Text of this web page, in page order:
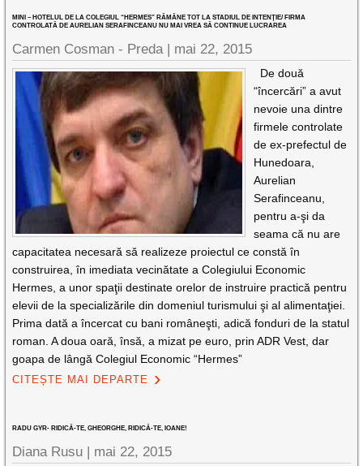
MINI – HOTELUL DE LA COLEGIUL “HERMES” RĂMÂNE TOT LA STADIUL DE INTENŢIE/ FIRMA
CONTROLATĂ DE AURELIAN SERAFINCEANU NU MAI VREA SĂ CONTINUE LUCRAREA
Carmen Cosman - Preda | mai 22, 2015
De două
“încercări” a avut
nevoie una dintre
firmele controlate
de ex-prefectul de
Hunedoara,
Aurelian
Serafinceanu,
pentru a-şi da
seama că nu are
capacitatea necesară să realizeze proiectul ce constă în
construirea, în imediata vecinătate a Colegiului Economic
Hermes, a unor spaţii destinate orelor de instruire practică pentru
elevii de la specializările din domeniul turismului şi al alimentaţiei.
Prima dată a încercat cu bani româneşti, adică fonduri de la statul
roman. A doua oară, însă, a mizat pe euro, prin ADR Vest, dar
goapa de lângă Colegiul Economic “Hermes”
CITEȘTE MAI DEPARTE
RADU GYR- RIDICĂ-TE, GHEORGHE, RIDICĂ-TE, IOANE!
Diana Rusu | mai 22, 2015